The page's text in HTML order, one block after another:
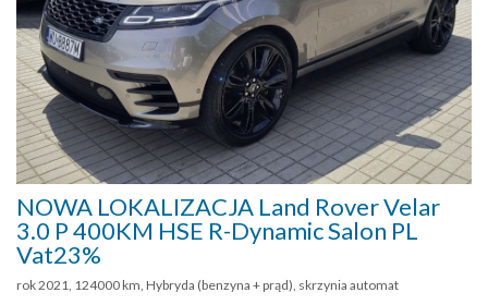
NOWA LOKALIZACJA Land Rover Velar
3.0 P 400KM HSE R-Dynamic Salon PL
Vat23%
rok 2021, 124000 km, Hybryda (benzyna + prąd), skrzynia automat